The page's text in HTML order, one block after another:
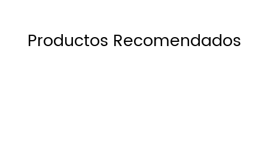
Productos Recomendados